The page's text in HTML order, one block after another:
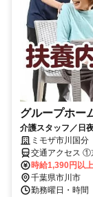
グループホー
介護スタッフ／日
経験・無資格者も活
ミモザ市川国分
交通アクセス ①
「国分角」バス停下車、徒歩5分
川」駅より、京
武蔵野線「市川大野」
時給1,390円以上
千葉県市川市
勤務曜日・時間